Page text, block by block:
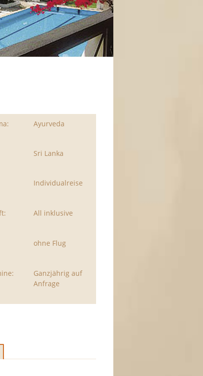
Ayurveda
Sri Lanka
Individualreise
All inklusive
ohne Flug
Ganzjährig auf
Anfrage